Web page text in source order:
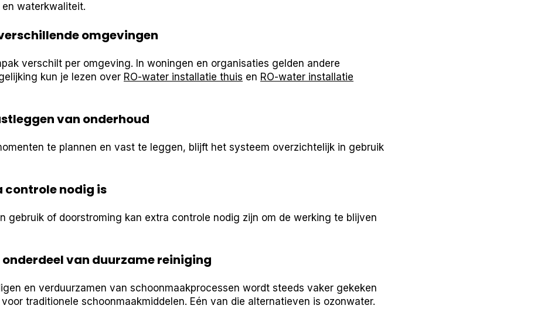
waterkwaliteit.
omgevingen
verschilt per omgeving. In woningen en organisaties gelden andere
kun je lezen over RO-water installatie thuis en RO-water installatie
van onderhoud
te plannen en vast te leggen, blijft het systeem overzichtelijk in gebruik
controle nodig is
gebruik of doorstroming kan extra controle nodig zijn om de werking te blijven
van duurzame reiniging
en verduurzamen van schoonmaakprocessen wordt steeds vaker gekeken
traditionele schoonmaakmiddelen. Eén van die alternatieven is ozonwater.